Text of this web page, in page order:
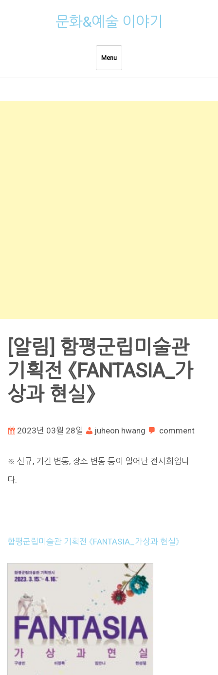
문화&예술 이야기
Menu
[알림] 함평군립미술관
기획전 《FANTASIA_가
상과 현실》
2023년 03월 28일 juheon hwang comment
※ 신규, 기간 변동, 장소 변동 등이 일어난 전시회입니
다.
함평군립미술관 기획전 《FANTASIA_가상과 현실》